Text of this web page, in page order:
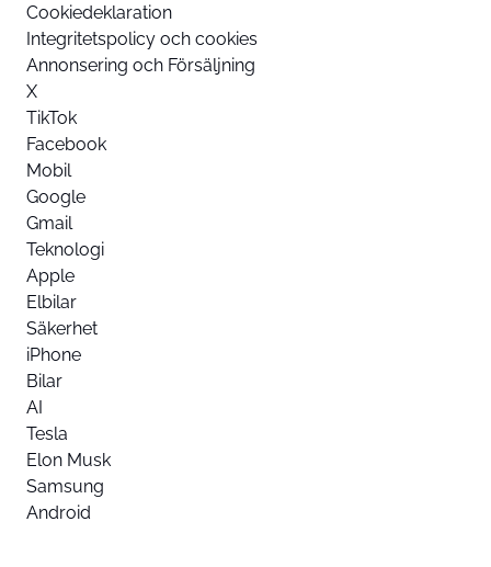
Cookiedeklaration
Integritetspolicy och cookies
Annonsering och Försäljning
X
TikTok
Facebook
Mobil
Google
Gmail
Teknologi
Apple
Elbilar
Säkerhet
iPhone
Bilar
AI
Tesla
Elon Musk
Samsung
Android